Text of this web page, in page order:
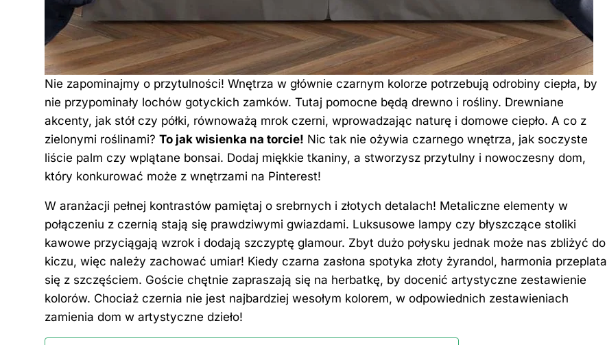
Nie zapominajmy o przytulności! Wnętrza w głównie czarnym kolorze potrzebują odrobiny ciepła, by
nie przypominały lochów gotyckich zamków. Tutaj pomocne będą drewno i rośliny. Drewniane
akcenty, jak stół czy półki, równoważą mrok czerni, wprowadzając naturę i domowe ciepło. A co z
zielonymi roślinami? To jak wisienka na torcie! Nic tak nie ożywia czarnego wnętrza, jak soczyste
liście palm czy wplątane bonsai. Dodaj miękkie tkaniny, a stworzysz przytulny i nowoczesny dom,
który konkurować może z wnętrzami na Pinterest!
W aranżacji pełnej kontrastów pamiętaj o srebrnych i złotych detalach! Metaliczne elementy w
połączeniu z czernią stają się prawdziwymi gwiazdami. Luksusowe lampy czy błyszczące stoliki
kawowe przyciągają wzrok i dodają szczyptę glamour. Zbyt dużo połysku jednak może nas zbliżyć do
kiczu, więc należy zachować umiar! Kiedy czarna zasłona spotyka złoty żyrandol, harmonia przeplata
się z szczęściem. Goście chętnie zapraszają się na herbatkę, by docenić artystyczne zestawienie
kolorów. Chociaż czernia nie jest najbardziej wesołym kolorem, w odpowiednich zestawieniach
zamienia dom w artystyczne dzieło!